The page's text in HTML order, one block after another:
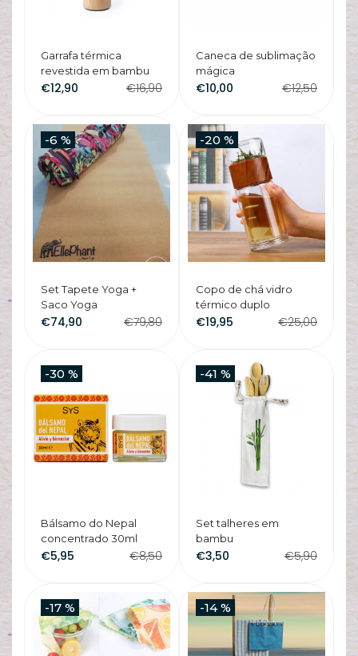
Garrafa térmica
revestida em bambu
€12,90 €16,90
Caneca de sublimação
mágica
€10,00 €12,50
-6 %
Set Tapete Yoga +
Saco Yoga
€74,90 €79,80
-20 %
Copo de chá vidro
térmico duplo
€19,95 €25,00
-30 %
Bálsamo do Nepal
concentrado 30ml
€5,95 €8,50
-41 %
Set talheres em
bambu
€3,50 €5,90
-17 % -14 %